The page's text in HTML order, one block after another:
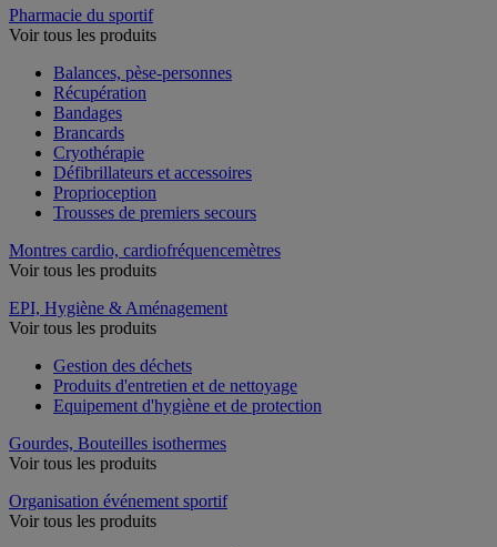
Pharmacie du sportif
Voir tous les produits
Balances, pèse-personnes
Récupération
Bandages
Brancards
Cryothérapie
Défibrillateurs et accessoires
Proprioception
Trousses de premiers secours
Montres cardio, cardiofréquencemètres
Voir tous les produits
EPI, Hygiène & Aménagement
Voir tous les produits
Gestion des déchets
Produits d'entretien et de nettoyage
Equipement d'hygiène et de protection
Gourdes, Bouteilles isothermes
Voir tous les produits
Organisation événement sportif
Voir tous les produits